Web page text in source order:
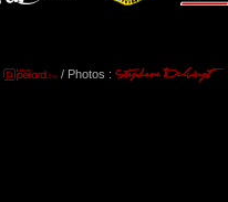
/ Photos :